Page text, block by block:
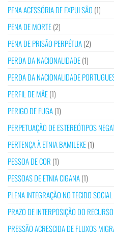
PENA ACESSÓRIA DE EXPULSÃO (1)
PENA DE MORTE(2)
PENA DE PRISÃO PERPÉTUA(2)
PERDA DA NACIONALIDADE(1)
PERDA DA NACIONALIDADE
PERFIL DE MÃE(1)
PERIGO DE FUGA(1)
PERPETUAÇÃO DE ESTEREÓTIPOS
PERTENÇA À ETNIA BAMILEKE(1)
PESSOA DE COR (1)
PESSOAS DE ETNIA CIGANA(1)
PLENA INTEGRAÇÃO NO TECIDO SOCIAL
PRAZO DE INTERPOSIÇÃO DO RECURSO
PRESSÃO ACRESCIDA DE FLUXOS